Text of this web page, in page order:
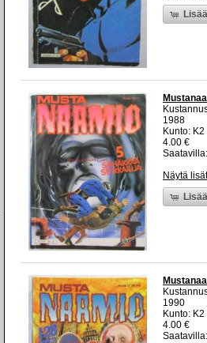
1988
Kunto:
4.00 €
Näytä
1990
Kunto:
4.00 €